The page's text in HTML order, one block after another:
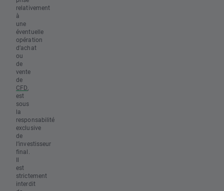
relativement
à
une
éventuelle
opération
d’achat
ou
de
vente
de
CFD
est
sous
la
responsabilité
exclusive
de
l’investisseur
final.
Il
est
strictement
interdit